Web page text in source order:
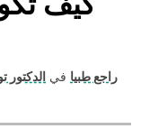
راجع طبيا في